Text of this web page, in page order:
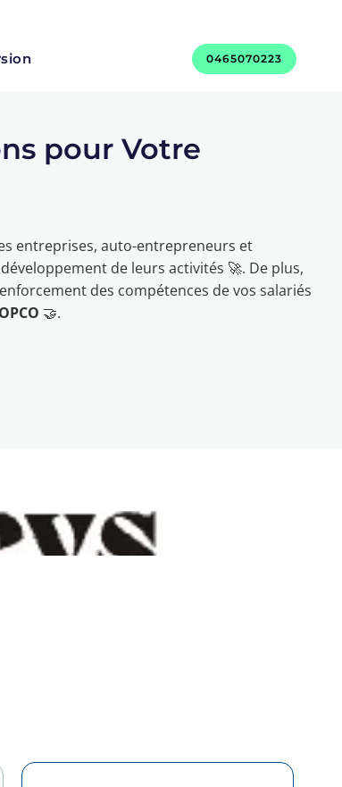
0465070223
pour Votre
entreprises, auto-entrepreneurs et
de leurs activités 🚀. De plus,
des compétences de vos salariés
🤝.